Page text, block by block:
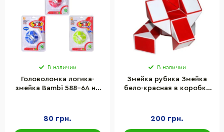
В наличии
Головоломка логика-
змейка Bambi 588-6A на
80 грн.
В наличии
Змейка рубика Змейка
бело-красная в коробке
200 грн.